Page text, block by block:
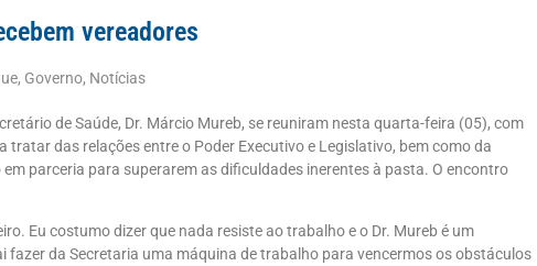
vereadores
, Governo, Notícias
de Saúde, Dr. Márcio Mureb, se reuniram nesta quarta-feira (05), com
das relações entre o Poder Executivo e Legislativo, bem como da
parceria para superarem as dificuldades inerentes à pasta. O encontro
Eu costumo dizer que nada resiste ao trabalho e o Dr. Mureb é um
fazer da Secretaria uma máquina de trabalho para vencermos os obstáculos